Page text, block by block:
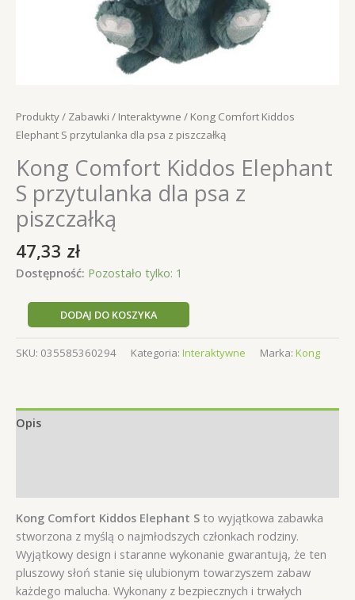
Produkty/ Zabawki / Interaktywne / Kong Comfort Kiddos
Elephant S przytulanka dla psa z piszczałką
Kong Comfort Kiddos Elephant
S przytulanka dla psa z
piszczałką
47,33 zł
Dostępność: Pozostało tylko: 1
ilość
Kong
Comfort
przytulanka
DODAJ DO KOSZYKA
SKU: 035585360294 Kategoria: Interaktywne Marka: Kong
Opis
Kong Comfort Kiddos Elephant S to wyjątkowa zabawka
stworzona z myślą o najmłodszych członkach rodziny.
Wyjątkowy design i staranne wykonanie gwarantują, że ten
pluszowy słoń stanie się ulubionym towarzyszem zabaw
każdego malucha. Wykonany z bezpiecznych i trwałych